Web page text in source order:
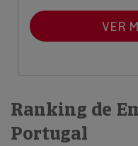
VER
Ranking de
Portugal